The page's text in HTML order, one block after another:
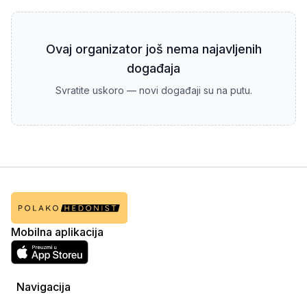
Ovaj organizator još nema najavljenih
događaja
Svratite uskoro — novi događaji su na putu.
Mobilna aplikacija
Navigacija